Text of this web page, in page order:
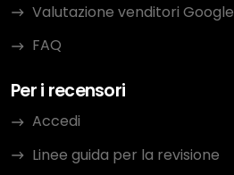
Valutazione venditori Google
FAQ
Per i recensori
Accedi
Linee guida per la revisione